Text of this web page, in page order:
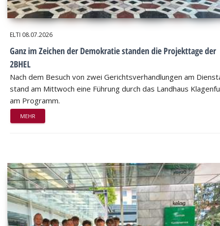
ELTI 08.07.2026
Ganz im Zeichen der Demokratie standen die Projekttage der
2BHEL
Nach dem Besuch von zwei Gerichtsverhandlungen am
stand am Mittwoch eine Führung durch das Landhaus
am Programm.
MEHR